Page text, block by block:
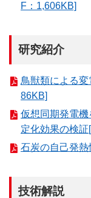
F：1,606KB]
研究紹介
鳥獣類による
86KB]
仮想同期発電
定化効果の検
石炭の自己発
技術解説